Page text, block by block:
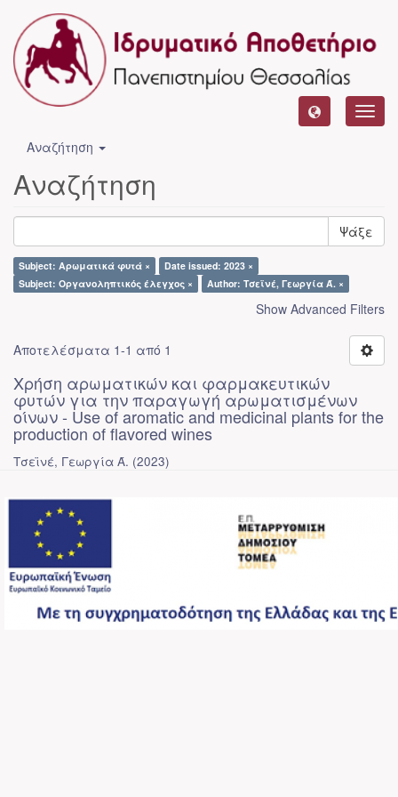
Αναζήτηση
Αναζήτηση
Ψάξε
Subject: Αρωματικά φυτά ×
Date issued: 2023 ×
Subject: Οργανοληπτικός έλεγχος ×
Author: Τσεϊνέ, Γεωργία Ά. ×
Show Advanced Filters
Αποτελέσματα 1-1 από 1
Χρήση αρωματικών και φαρμακευτικών
φυτών για την παραγωγή αρωματισμένων
οίνων - Use of aromatic and medicinal plants for the
production of flavored wines
Τσεϊνέ, Γεωργία Ά. (2023)